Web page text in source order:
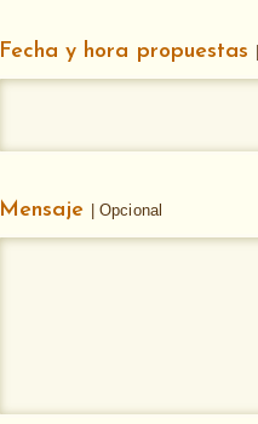
Fecha y hora propuestas
Mensaje | Opcional